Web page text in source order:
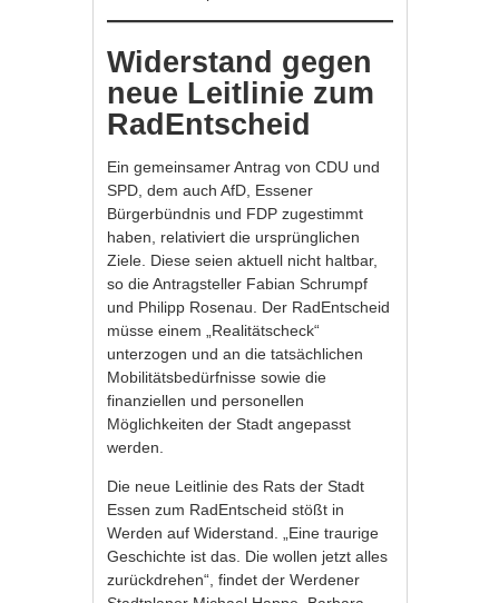
Widerstand gegen
neue Leitlinie zum
RadEntscheid
Ein gemeinsamer Antrag von CDU und
SPD, dem auch AfD, Essener
Bürgerbündnis und FDP zugestimmt
haben, relativiert die ursprünglichen
Ziele. Diese seien aktuell nicht haltbar,
so die Antragsteller Fabian Schrumpf
und Philipp Rosenau. Der RadEntscheid
müsse einem „Realitätscheck“
unterzogen und an die tatsächlichen
Mobilitätsbedürfnisse sowie die
finanziellen und personellen
Möglichkeiten der Stadt angepasst
werden.
Die neue Leitlinie des Rats der Stadt
Essen zum RadEntscheid stößt in
Werden auf Widerstand. „Eine traurige
Geschichte ist das. Die wollen jetzt alles
zurückdrehen“, findet der Werdener